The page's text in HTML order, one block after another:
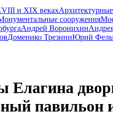
и XIX веках
сооружения
Андрей Воронихин
Доменико ТрезиниЮрий
Елагина
павильон